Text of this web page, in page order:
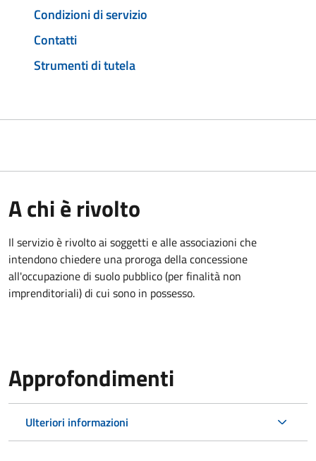
Condizioni di servizio
Contatti
Strumenti di tutela
A chi è rivolto
Il servizio è rivolto ai soggetti e alle associazioni che
intendono chiedere una proroga della concessione
all'occupazione di suolo pubblico (per finalità non
imprenditoriali) di cui sono in possesso.
Approfondimenti
Ulteriori informazioni